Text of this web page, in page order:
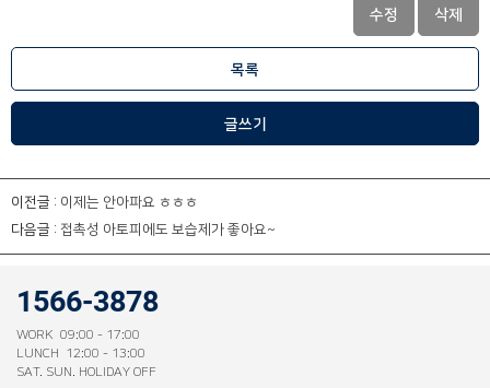
수정 삭제
목록
글쓰기
이전글 : 이제는 안아파요 ㅎㅎㅎ
다음글 : 접촉성 아토피에도 보습제가 좋아요~
1566-3878
WORK 09:00 - 17:00
LUNCH 12:00 - 13:00
SAT. SUN. HOLIDAY OFF